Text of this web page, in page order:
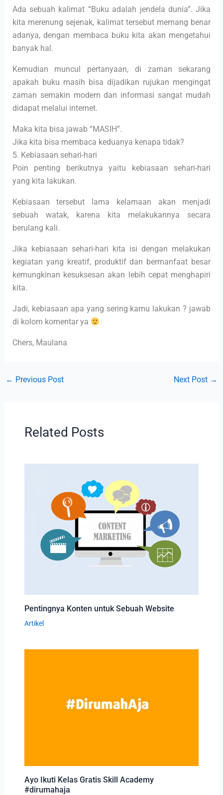
Ada sebuah kalimat “Buku adalah jendela dunia”. Jika
kita merenung sejenak, kalimat tersebut memang benar
adanya, dengan membaca buku kita akan mengetahui
banyak hal.
Kemudian muncul pertanyaan, di zaman sekarang
apakah buku masih bisa dijadikan rujukan mengingat
zaman semakin modern dan informasi sangat mudah
didapat melalui internet.
Maka kita bisa jawab “MASIH”.
Jika kita bisa membaca keduanya kenapa tidak?
5. Kebiasaan sehari-hari
Poin penting berikutnya yaitu kebiasaan sehari-hari
yang kita lakukan.
Kebiasaan tersebut lama kelamaan akan menjadi
sebuah watak, karena kita melakukannya secara
berulang kali.
Jika kebiasaan sehari-hari kita isi dengan melakukan
kegiatan yang kreatif, produktif dan bermanfaat besar
kemungkinan kesuksesan akan lebih cepat menghapiri
kita.
Jadi, kebiasaan apa yang sering kamu lakukan ? jawab
di kolom komentar ya
Chers, Maulana
← Previous Post Next Post →
Related Posts
Pentingnya Konten untuk Sebuah Website
Artikel
Ayo Ikuti Kelas Gratis Skill Academy
#dirumahaja